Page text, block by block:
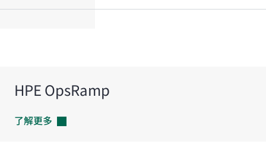
HPE OpsRamp
了解更多